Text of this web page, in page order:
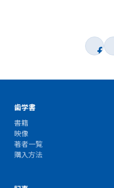
歯学書
書籍
映像
著者一覧
購入方法